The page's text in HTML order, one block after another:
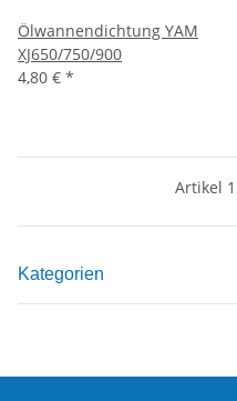
Ölwannendichtung YAM
XJ650/750/900
4,80 € *
Artikel
Kategorien